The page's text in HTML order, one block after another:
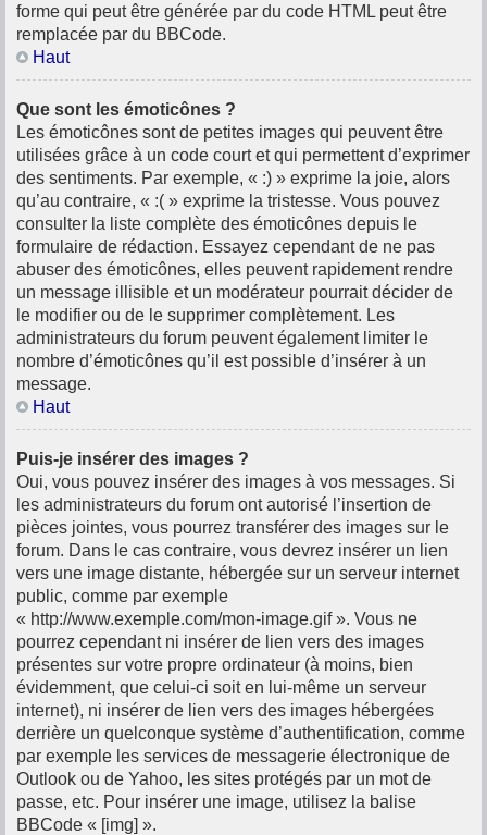
forme qui peut être générée par du code HTML peut être
remplacée par du BBCode.
Haut
Que sont les émoticônes ?
Les émoticônes sont de petites images qui peuvent être
utilisées grâce à un code court et qui permettent d’exprimer
des sentiments. Par exemple, « :) » exprime la joie, alors
qu’au contraire, « :( » exprime la tristesse. Vous pouvez
consulter la liste complète des émoticônes depuis le
formulaire de rédaction. Essayez cependant de ne pas
abuser des émoticônes, elles peuvent rapidement rendre
un message illisible et un modérateur pourrait décider de
le modifier ou de le supprimer complètement. Les
administrateurs du forum peuvent également limiter le
nombre d’émoticônes qu’il est possible d’insérer à un
message.
Haut
Puis-je insérer des images ?
Oui, vous pouvez insérer des images à vos messages. Si
les administrateurs du forum ont autorisé l’insertion de
pièces jointes, vous pourrez transférer des images sur le
forum. Dans le cas contraire, vous devrez insérer un lien
vers une image distante, hébergée sur un serveur internet
public, comme par exemple
« http://www.exemple.com/mon-image.gif ». Vous ne
pourrez cependant ni insérer de lien vers des images
présentes sur votre propre ordinateur (à moins, bien
évidemment, que celui-ci soit en lui-même un serveur
internet), ni insérer de lien vers des images hébergées
derrière un quelconque système d’authentification, comme
par exemple les services de messagerie électronique de
Outlook ou de Yahoo, les sites protégés par un mot de
passe, etc. Pour insérer une image, utilisez la balise
BBCode « [img] ».